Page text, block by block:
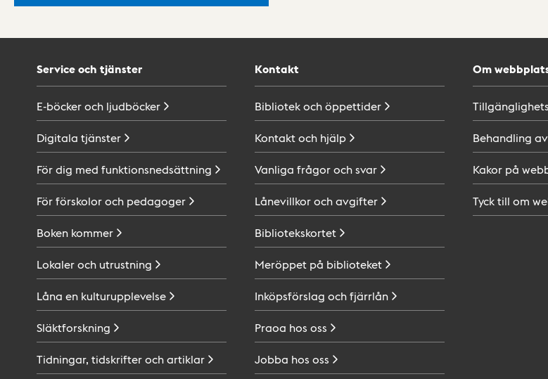
Service och tjänster
E-böcker och ljudböcker
Digitala tjänster
För dig med funktionsnedsättning
För förskolor och pedagoger
Boken kommer
Lokaler och utrustning
Låna en kulturupplevelse
Släktforskning
Tidningar, tidskrifter ochartiklar
Kontakt
Bibliotek ochöppettider
Kontakt och hjälp
Vanliga frågor ochsvar
Lånevillkor ochavgifter
Bibliotekskortet
Meröppet på biblioteket
Inköpsförslag ochfjärrlån
Praoa hos oss
Jobba hos oss
Om
Behandling av
Kakor på
Tyck till om